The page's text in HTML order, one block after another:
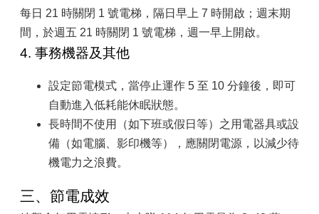
每日 21 時關閉 1 號電梯，隔日早上 7 時開啟；週末期
間，於週五 21 時關閉 1 號電梯，週一早上開啟。
4. 事務機器及其他
設定節電模式，當停止運作 5 至 10 分鐘後，即可
自動進入低耗能休眠狀態。
長時間不使用（如下班或假日等）之用電器具或設
備（如電腦、影印機等），應關閉電源，以減少待
機電力之浪費。
三、節電成效